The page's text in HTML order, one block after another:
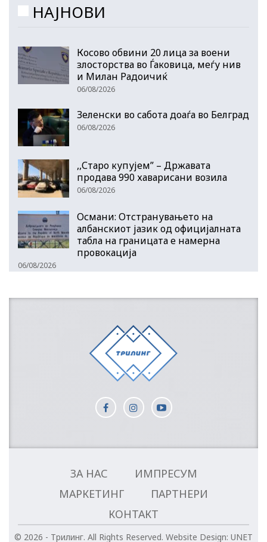
НАЈНОВИ
Косово обвини 20 лица за воени
злосторства во Ѓаковица, меѓу нив
и Милан Радоичиќ
06/08/2026
Зеленски во сабота доаѓа во Белград
06/08/2026
,,Старо купујем” – Државата
продава 990 хаварисани возила
06/08/2026
Османи: Отстранувањето на
албанскиот јазик од официјалната
табла на границата е намерна
провокација
06/08/2026
ЗА НАС
ИМПРЕСУМ
МАРКЕТИНГ
ПАРТНЕРИ
КОНТАКТ
© 2026 - Трилинг. All Rights Reserved. Website Design: UNET